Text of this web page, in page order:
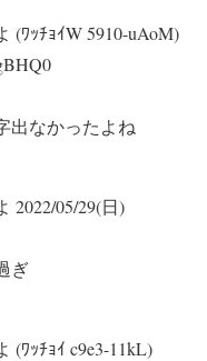
(ﾜｯﾁｮｲW 5910-uAoM)
出なかったよね
2022/05/29(日)
ぎ
(ﾜｯﾁｮｲ c9e3-11kL)